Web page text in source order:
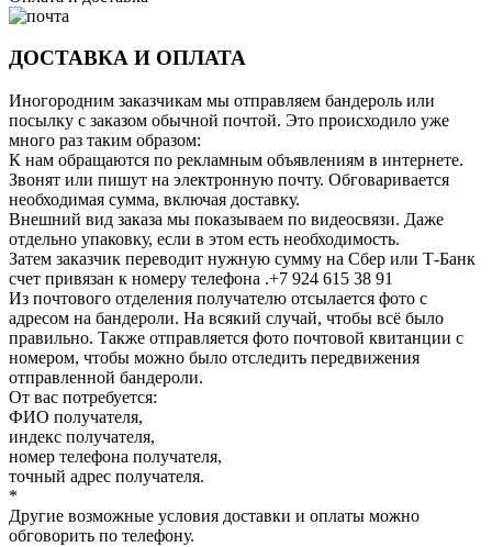
ДОСТАВКА И ОПЛАТА
Иногородним заказчикам мы отправляем бандероль или
посылку с заказом обычной почтой. Это происходило уже
много раз таким образом:
К нам обращаются по рекламным объявлениям в интернете.
Звонят или пишут на электронную почту. Обговаривается
необходимая сумма, включая доставку.
Внешний вид заказа мы показываем по видеосвязи. Даже
отдельно упаковку, если в этом есть необходимость.
Затем заказчик переводит нужную сумму на Сбер или Т-Банк
счет привязан к номеру телефона .+7 924 615 38 91
Из почтового отделения получателю отсылается фото с
адресом на бандероли. На всякий случай, чтобы всё было
правильно. Также отправляется фото почтовой квитанции с
номером, чтобы можно было отследить передвижения
отправленной бандероли.
От вас потребуется:
ФИО получателя,
индекс получателя,
номер телефона получателя,
точный адрес получателя.
*
Другие возможные условия доставки и оплаты можно
обговорить по телефону.